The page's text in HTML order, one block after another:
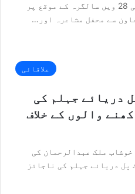
روز نامہ حاوی رپورٹ کی 28 ویں سالگرہ کے موقع پر
سے محفل مشاعرہ اور…
علاقائی
دریائے جہلم کی
والوں کے خلاف
ملک عبدالرحمان کی
پل دریائے جہلم کی ناجائز